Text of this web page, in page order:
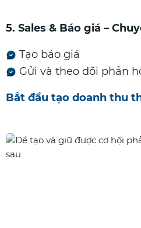
5. Sales & Báo giá –
Tạo báo giá
Gửi và theo dõi phản
Bắt đầu tạo doanh thu